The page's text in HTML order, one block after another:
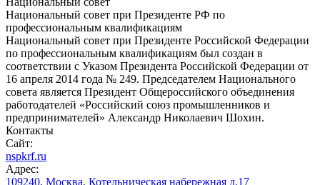
Национальный совет при Президенте РФ по
профессиональным квалификациям
Национальный совет при Президенте Российской Федерации
по профессиональным квалификациям был создан в
соответствии с Указом Президента Российской Федерации от
16 апреля 2014 года № 249. Председателем Национального
совета является Президент Общероссийского объединения
работодателей «Российский союз промышленников и
предпринимателей» Александр Николаевич Шохин.
Контакты
Сайт:
nspkrf.ru
Адрес:
109240, Москва, Котельническая набережная д.17